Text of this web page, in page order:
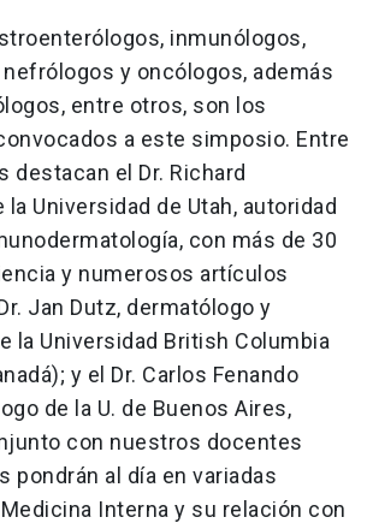
inmunólogos,
y oncólogos, además
entre otros, son los
a este simposio. Entre
destacan el Dr. Richard
la Universidad de Utah, autoridad
con más de 30
y numerosos artículos
Jan Dutz, dermatólogo y
la Universidad British Columbia
y el Dr. Carlos Fenando
de la U. de Buenos Aires,
con nuestros docentes
pondrán al día en variadas
Interna y su relación con